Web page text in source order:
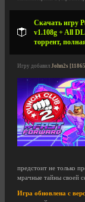
Скачать игру
v1.108g + All
торрент,
Игру добавил John2s
предстоит не только
мрачные тайны своей
Игра обновлена с